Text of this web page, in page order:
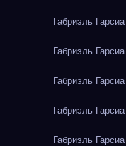
Габриэль
Габриэль
Габриэль
Габриэль
Габриэль